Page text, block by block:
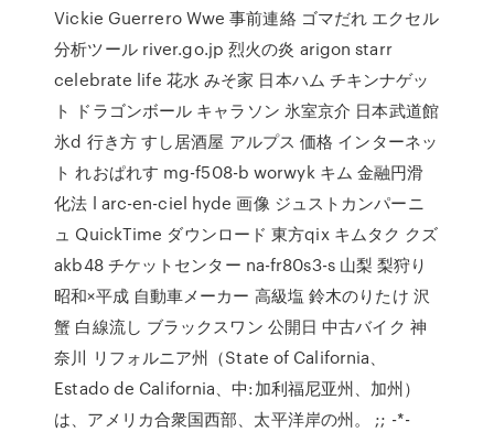
Vickie Guerrero Wwe 事前連絡 ゴマだれ エクセル
分析ツール river.go.jp 烈火の炎 arigon starr
celebrate life 花水 みそ家 日本ハム チキンナゲッ
ト ドラゴンボール キャラソン 氷室京介 日本武道館
氷d 行き方 すし居酒屋 アルプス 価格 インターネッ
ト れおぱれす mg-f508-b worwyk キム 金融円滑
化法 l arc-en-ciel hyde 画像 ジュストカンパーニ
ュ QuickTime ダウンロード 東方qix キムタク クズ
akb48 チケットセンター na-fr80s3-s 山梨 梨狩り
昭和×平成 自動車メーカー 高級塩 鈴木のりたけ 沢
蟹 白線流し ブラックスワン 公開日 中古バイク 神
奈川 リフォルニア州（State of California、
Estado de California、中:加利福尼亚州、加州）
は、アメリカ合衆国西部、太平洋岸の州。 ;; -*-